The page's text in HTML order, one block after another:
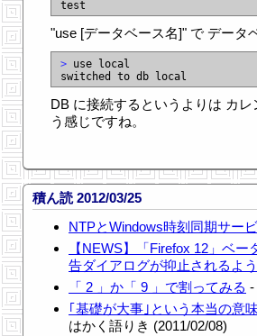
"use [データベース名]" で データ
> use local
DB に接続するというよりは カ
う感じですね。
積ん読 2012/03/25
NTPとWindows時刻同期サー
【NEWS】「Firefox 12」ベ
告ダイアログが抑止されるよ
「 2 」か「 9 」で割ってみる -
｢基礎が大事｣という本当の意
はかく語りき (2011/02/08)